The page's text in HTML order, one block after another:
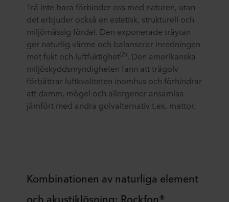
Trä inte bara förbinder oss med naturen, utan
det erbjuder också en estetisk, strukturell och
miljömässig fördel. Den exponerade träytan
ger naturlig värme och balanserar inredningen
mot fukt och luftfuktighet(2). Den amerikanska
miljöskyddsmyndigheten fann att trägolv
förbättrar luftkvaliteten inomhus och förhindrar
att damm, mögel och allergener ansamlas
jämfört med andra golvalternativ t.ex. mattor.
Kombinationen av naturliga element
och akustiklösning: Rockfon®